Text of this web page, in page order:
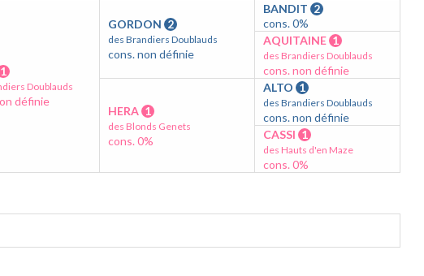
1
Doublauds
définie
GORDON 2
des Brandiers Doublauds
cons. non définie
BANDIT 2
cons. 0%
AQUITAINE 1
des Brandiers Doublauds
cons. non définie
HERA 1
des Blonds Genets
cons. 0%
ALTO 1
des Brandiers Doublauds
cons. non définie
CASSI 1
des Hauts d'en Maze
cons. 0%